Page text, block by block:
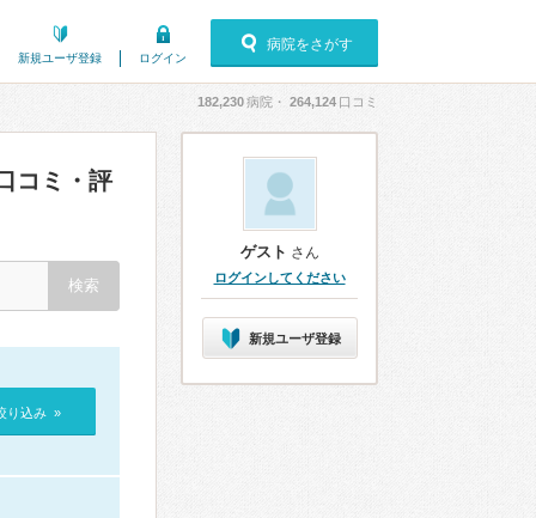
新規ユーザ登録 ログイン
病院をさがす
182,230病院・ 264,124 口コミ
コミ・評
り込み »
ゲスト さん
ログインしてください
新規ユーザ登録